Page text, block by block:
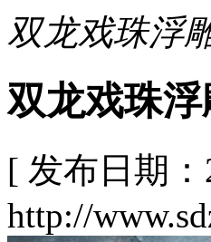
双龙戏珠浮
双龙戏珠浮
[ 发布日期
http://